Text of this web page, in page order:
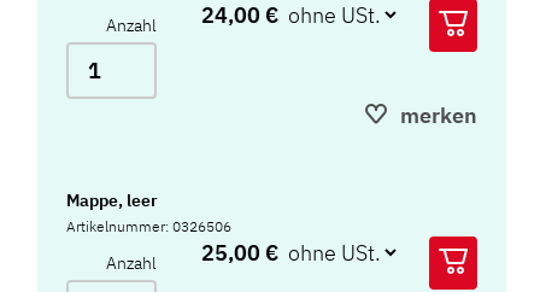
Anzahl 24,00 €
merken
Mappe, leer
Artikelnummer: 0326506
Anzahl 25,00 €